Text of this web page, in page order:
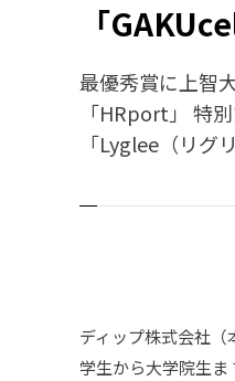
「
最優秀賞に上智
「HRport」 特
「Lyglee（リグ
ディップ株式会社
学生から大学院生